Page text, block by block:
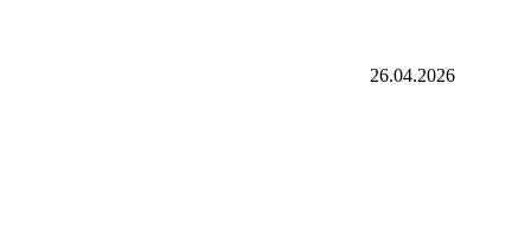
26.04.2026